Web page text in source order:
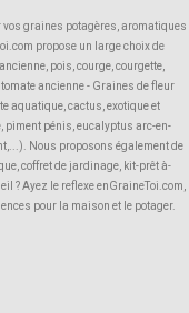
graines potagères, aromatiques
propose un large choix de
pois, courge, courgette,
ancienne - Graines de fleur
aquatique, cactus, exotique et
pénis, eucalyptus arc-en-
Nous proposons également de
coffret de jardinage, kit-prêt à-
? Ayez le reflexe enGraineToi.com,
pour la maison et le potager.